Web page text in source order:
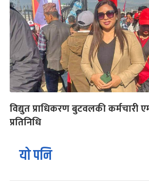
विद्युत प्राधिकरण बुटवलकी कर्मचारी
प्रतिनिधि
यो पनि